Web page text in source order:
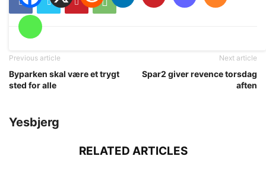
Previous article
Byparken skal være et trygt
sted for alle
Next article
Spar2 giver revence torsdag
aften
Yesbjerg
RELATED ARTICLES